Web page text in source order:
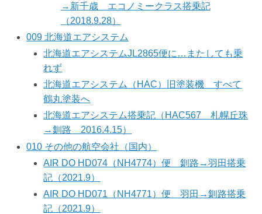
→新千歳 エコノミークラス搭乗記
（2018.9.28）
009 北海道エアシステム
北海道エアシステムJL2865便に…またしても乗
れず
北海道エアシステム（HAC）旧塗装機 すべて
鶴丸塗装へ
北海道エアシステム搭乗記（HAC567 札幌丘珠
→釧路 2016.4.15）
010 その他の航空会社（国内）
AIR DO HD074（NH4774）便 釧路→羽田搭乗
記（2021.9）
AIR DO HD071（NH4771）便 羽田→釧路搭乗
記（2021.9）